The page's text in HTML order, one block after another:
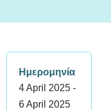
Ημερομηνία
4 April 2025 -
6 April 2025